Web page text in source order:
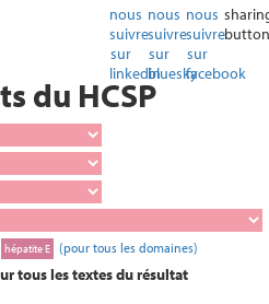
du HCSP
hépatite E (pour tous les domaines)
tous les textes du résultat